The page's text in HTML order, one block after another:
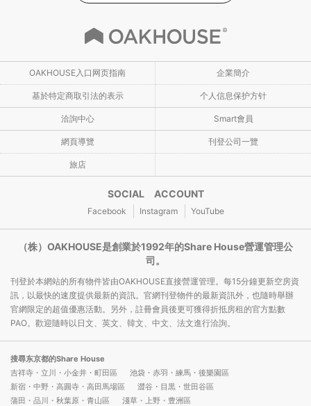
OAKHOUSE入口网页指南 企業簡介
基於特定商取引法的表示 个人信息保护方针
洽詢中心 Smart會員
網頁導覽 刊登公司一覽
旅店
SOCIAL ACCOUNT
Facebook Instagram YouTube
（株）OAKHOUSE是創業於1992年的Share House營運管理公
司。
刊登於本網站的所有物件皆由OAKHOUSE直接營運管理。每15分鐘更新空房資
訊，以最快的速度提供最新的資訊。官網刊登物件的最新資訊外，也隨時舉辦
官網限定的超值優惠活動。另外，註冊會員後更可獲得折抵房租的官方點數
PAO。歡迎隨時以日文、英文、韓文、中文、法文進行洽詢。
搜尋东京都的Share House
吉祥寺・立川・小金井・町田區
池袋・赤羽・練馬・後樂園區
新宿・中野・高圓寺・高田馬場區
澀谷・目黒・世田谷區
蒲田・品川・秋葉原・青山區
淺草・上野・豊洲區